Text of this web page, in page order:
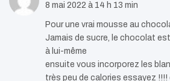
8 mai 2022 à 14 h 13 min
Pour une vrai mousse au
Jamais de sucre, le chocolat
à lui-même
ensuite vous incorporez les
très peu de calories essayez